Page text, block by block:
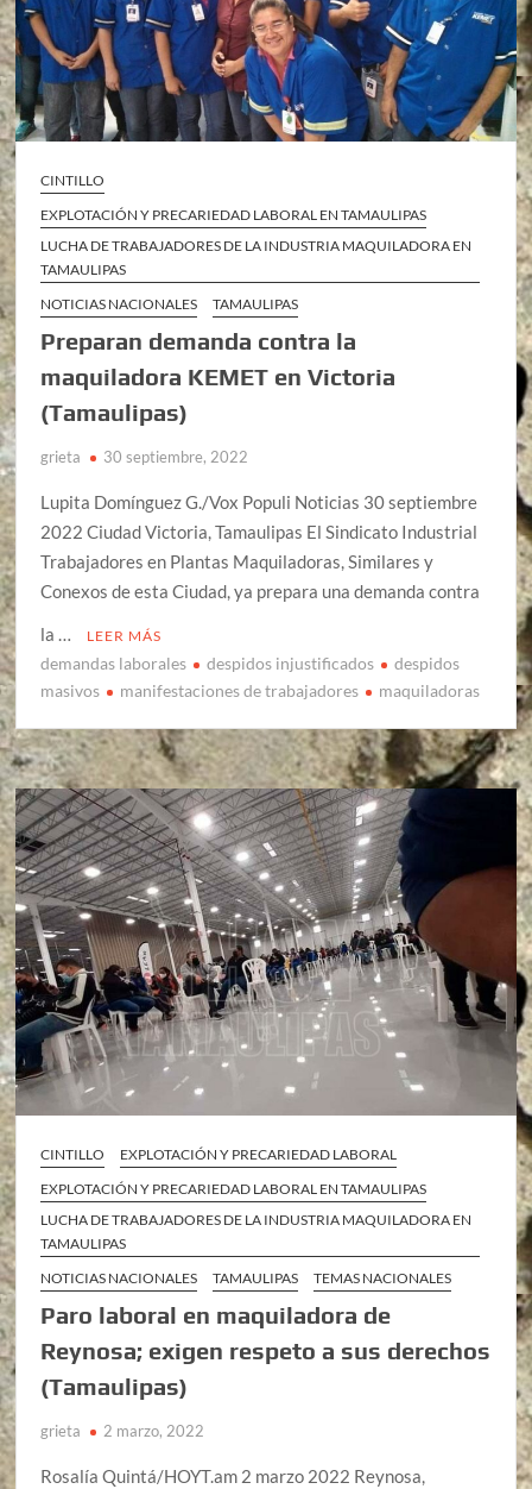
CINTILLO
EXPLOTACIÓN Y PRECARIEDAD LABORAL EN TAMAULIPAS
LUCHA DE TRABAJADORES DE LA INDUSTRIA MAQUILADORA EN
TAMAULIPAS
NOTICIAS NACIONALES
TAMAULIPAS
Preparan demanda contra la
maquiladora KEMET en Victoria
(Tamaulipas)
grieta 30 septiembre, 2022
Lupita Domínguez G./Vox Populi Noticias 30 septiembre
2022 Ciudad Victoria, Tamaulipas El Sindicato Industrial
Trabajadores en Plantas Maquiladoras, Similares y
Conexos de esta Ciudad, ya prepara una demanda contra
la …
LEER MÁS
demandas laborales despidos injustificados
despidos
masivos
manifestaciones de trabajadores maquiladoras
CINTILLO
EXPLOTACIÓN Y PRECARIEDAD LABORAL
EXPLOTACIÓN Y PRECARIEDAD LABORAL EN TAMAULIPAS
LUCHA DE TRABAJADORES DE LA INDUSTRIA MAQUILADORA EN
TAMAULIPAS
NOTICIAS NACIONALES
TAMAULIPAS TEMAS NACIONALES
Paro laboral en maquiladora de
Reynosa; exigen respeto a sus derechos
(Tamaulipas)
grieta 2 marzo, 2022
Rosalía Quintá/HOYT.am 2 marzo 2022 Reynosa,